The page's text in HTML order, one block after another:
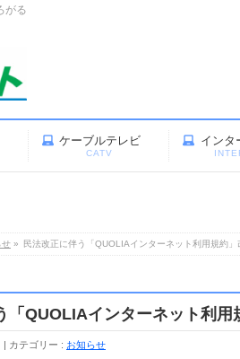
る
ケーブルテレビ
CATV
インタ
せ » 民法改正に伴う「QUOLIAインターネット利用規約」
「QUOLIAインターネット利用
カテゴリー : お知らせ